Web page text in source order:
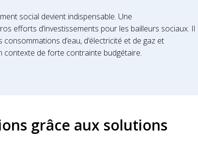
social devient indispensable. Une
efforts d’investissements pour les bailleurs sociaux. Il
d’eau, d’électricité et de gaz et
contexte de forte contrainte budgétaire.
grâce aux solutions